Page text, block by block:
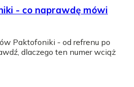
- co naprawdę mówi
Paktofoniki - od refrenu po
dlaczego ten numer wciąż